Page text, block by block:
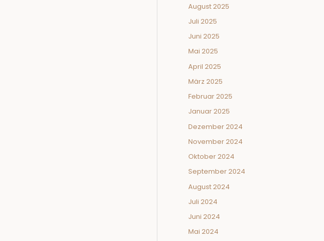
August 2025
Juli 2025
Juni 2025
Mai 2025
April 2025
März 2025
Februar 2025
Januar 2025
Dezember 2024
November 2024
Oktober 2024
September 2024
August 2024
Juli 2024
Juni 2024
Mai 2024